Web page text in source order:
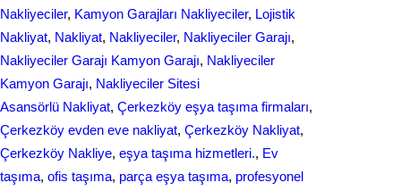
Nakliyeciler, Kamyon Garajları Nakliyeciler, Lojistik
Nakliyat, Nakliyat, Nakliyeciler, Nakliyeciler Garajı
Nakliyeciler Garajı Kamyon Garajı, Nakliyeciler
Kamyon Garajı, Nakliyeciler Sitesi
Asansörlü Nakliyat, Çerkezköy eşya taşıma firmaları
Çerkezköy evden eve nakliyat, Çerkezköy Nakliyat
Çerkezköy Nakliye, eşya taşıma hizmetleri., Ev
taşıma, ofis taşıma, parça eşya taşıma, profesyonel